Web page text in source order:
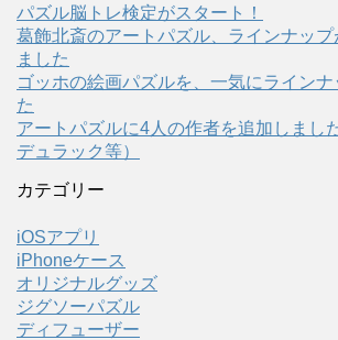
パズル脳トレ検定がスタート！
葛飾北斎のアートパズル、ラインナップ
ました
ゴッホの絵画パズルを、一気にライン
た
アートパズルに4人の作者を追加しまし
デュラック等）
カテゴリー
iOSアプリ
iPhoneケース
オリジナルグッズ
ジグソーパズル
ディフューザー